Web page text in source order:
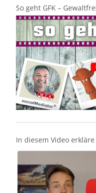
So geht GFK –
In diesem Video